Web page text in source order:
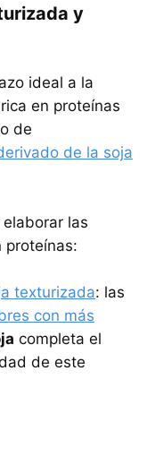
y
ideal a la
en proteínas
de
de la soja
las
proteínas:
texturizada: las
con más
completa el
de este